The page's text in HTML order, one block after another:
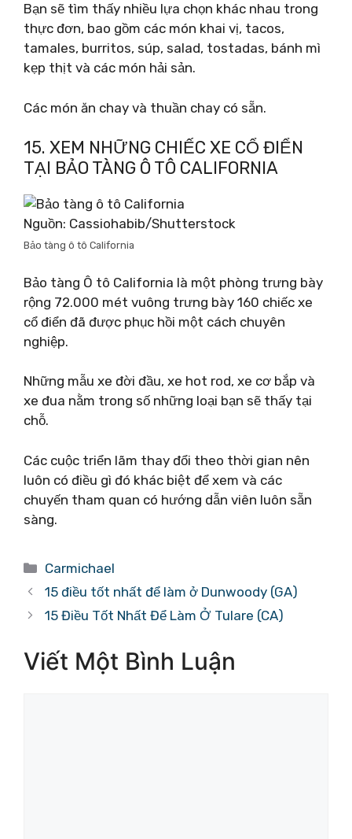
Bạn sẽ tìm thấy nhiều lựa chọn khác nhau trong
thực đơn, bao gồm các món khai vị, tacos,
tamales, burritos, súp, salad, tostadas, bánh mì
kẹp thịt và các món hải sản.
Các món ăn chay và thuần chay có sẵn.
15. XEM NHỮNG CHIẾC XE CỔ ĐIỂN
TẠI BẢO TÀNG Ô TÔ CALIFORNIA
Nguồn: Cassiohabib/Shutterstock
Bảo tàng ô tô California
Bảo tàng Ô tô California là một phòng trưng bày
rộng 72.000 mét vuông trưng bày 160 chiếc xe
cổ điển đã được phục hồi một cách chuyên
nghiệp.
Những mẫu xe đời đầu, xe hot rod, xe cơ bắp và
xe đua nằm trong số những loại bạn sẽ thấy tại
chỗ.
Các cuộc triển lãm thay đổi theo thời gian nên
luôn có điều gì đó khác biệt để xem và các
chuyến tham quan có hướng dẫn viên luôn sẵn
sàng.
Danh
mục
Carmichael
15 điều tốt nhất để làm ở Dunwoody (GA)
15 Điều Tốt Nhất Để Làm Ở Tulare (CA)
Viết Một Bình Luận